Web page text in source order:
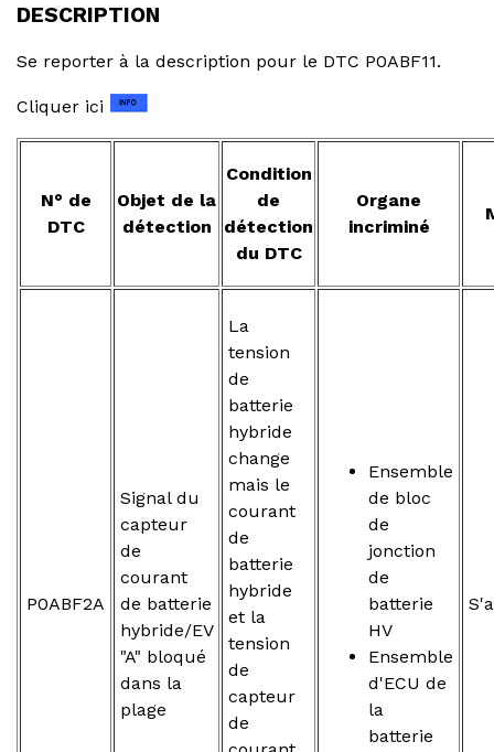
DESCRIPTION
Se reporter à la description pour le DTC P0ABF11.
Cliquer ici
N° de
DTC
Objet de la
détection
Condition
de
détection
du DTC
Organe
incriminé
P0ABF2A
Signal du
capteur
de
courant
de batterie
hybride/EV
"A" bloqué
dans la
plage
La
tension
de
batterie
hybride
change
mais le
courant
de
batterie
hybride
et la
tension
de
capteur
de
Ensemble
de bloc
de
jonction
de
batterie
HV
Ensemble
d'ECU de
la
batterie